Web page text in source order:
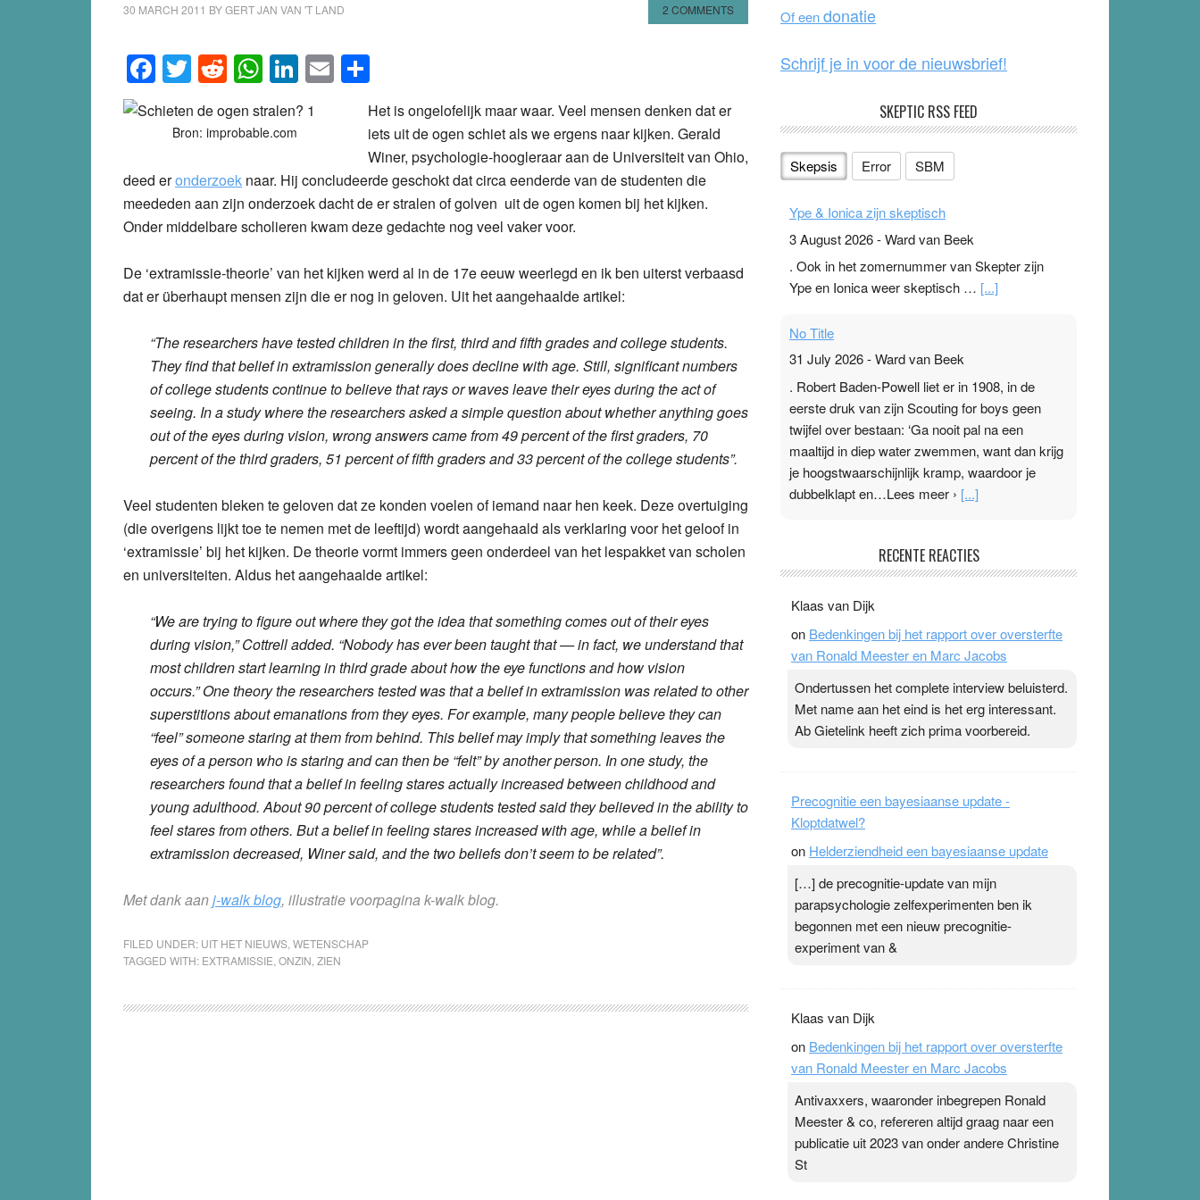
30 MARCH 2011 BYGERT JAN VAN 'T LAND 2 COMMENTS
Facebook
Twitter
Reddit
WhatsApp
LinkedIn
Email
Bron: improbable.com
Het is ongelofelijk maar waar. Veel mensen denken dat er
iets uit de ogen schiet als we ergens naar kijken. Gerald
Winer, psychologie-hoogleraar aan de Universiteit van Ohio,
deed eronderzoek naar. Hij concludeerde geschokt dat circa eenderde van de studenten die
meededen aan zijn onderzoek dacht de er stralen of golven uit de ogen komen bij het kijken.
Onder middelbare scholieren kwam deze gedachte nog veel vaker voor.
De ‘extramissie-theorie’ van het kijken werd al in de 17e eeuw weerlegd en ik ben uiterst verbaasd
dat er überhaupt mensen zijn die er nog in geloven. Uit het aangehaalde artikel:
“The researchers have tested children in the first, third and fifth grades and college students.
They find that belief in extramission generally does decline with age. Still, significant numbers
of college students continue to believe that rays or waves leave their eyes during the act of
seeing. In a study where the researchers asked a simple question about whether anything goes
out of the eyes during vision, wrong answers came from 49 percent of the first graders, 70
percent of the third graders, 51 percent of fifth graders and 33 percent of the college students”.
Veel studenten bleken te geloven dat ze konden voelen of iemand naar hen keek. Deze overtuiging
(die overigens lijkt toe te nemen met de leeftijd) wordt aangehaald als verklaring voor het geloof in
‘extramissie’ bij het kijken. De theorie vormt immers geen onderdeel van het lespakket van scholen
en universiteiten. Aldus het aangehaalde artikel:
“We are trying to figure out where they got the idea that something comes out of their eyes
during vision,” Cottrell added. “Nobody has ever been taught that — in fact, we understand that
most children start learning in third grade about how the eye functions and how vision
occurs.” One theory the researchers tested was that a belief in extramission was related to other
superstitions about emanations from they eyes. For example, many people believe they can
“feel” someone staring at them from behind. This belief may imply that something leaves the
eyes of a person who is staring and can then be “felt” by another person. In one study, the
researchers found that a belief in feeling stares actually increased between childhood and
young adulthood. About 90 percent of college students tested said they believed in the ability to
feel stares from others. But a belief in feeling stares increased with age, while a belief in
extramission decreased, Winer said, and the two beliefs don’t seem to be related”.
Met dank aanj-walk blog, illustratie voorpagina k-walk blog.
FILED UNDER: UIT HET NIEUWS WETENSCHAP
TAGGED WITH: EXTRAMISSIE ONZIN ZIEN
k
Of eendonatie
Schrijf je in voor de nieuwsbrief!
SKEPTIC RSS FEED
Skepsis Error SBM
Ype & Ionica zijn skeptisch
3 August 2026-Ward van Beek
. Ook in het zomernummer van Skepter zijn
Ype en Ionica weer skeptisch … [...]
No Title
31 July 2026-Ward van Beek
. Robert Baden-Powell liet er in 1908, in de
eerste druk van zijn Scouting for boys geen
twijfel over bestaan: ‘Ga nooit pal na een
maaltijd in diep water zwemmen, want dan krijg
je hoogstwaarschijnlijk kramp, waardoor je
dubbelklapt en…Lees meer › [...]
Ward van Beek
topsporters. Ze hopen ermee hun hartslag te
verlagen terwijl ze meer zuurstof opnemen.
Daarop heeft zo’n pleister geen effect. Maar het
zijn. Door…Lees meer Pleisterplakkers in de
topspsort › [...]
RECENTE REACTIES
Klaas van Dijk
on Bedenkingen bij het rapport over oversterfte
van Ronald Meester en Marc Jacobs
Ondertussen het complete interview beluisterd.
Met name aan het eind is het erg interessant.
Ab Gietelink heeft zich prima voorbereid.
Precognitie een bayesiaanse update -
Kloptdatwel?
on Helderziendheid een bayesiaanse update
[…] de precognitie-update van mijn
parapsychologie zelfexperimenten ben ik
begonnen met een nieuw precognitie-
experiment van &
Klaas van Dijk
on Bedenkingen bij het rapport over oversterfte
van Ronald Meester en Marc Jacobs
Antivaxxers, waaronder inbegrepen Ronald
Meester & co, refereren altijd graag naar een
publicatie uit 2023 van onder andere Christine
St